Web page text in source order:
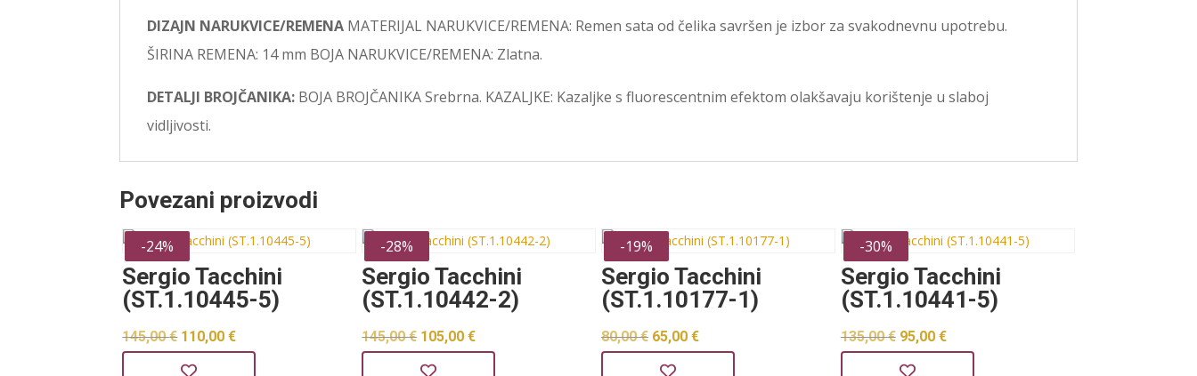
DIZAJN NARUKVICE/REMENA MATERIJAL NARUKVICE/REMENA: Remen sata od čelika savršen je izbor za svakodnevnu upotrebu.
ŠIRINA REMENA: 14 mm BOJA NARUKVICE/REMENA: Zlatna.
DETALJI BROJČANIKA: BOJA BROJČANIKA Srebrna. KAZALJKE: Kazaljke s fluorescentnim efektom olakšavaju korištenje u slaboj
vidljivosti.
Povezani proizvodi
-24%
Sergio Tacchini
(ST.1.10445-5)
145,00€ Izvorna
cijena
110,00€
-28%
Sergio Tacchini
(ST.1.10442-2)
145,00€ Izvorna
cijena
105,00€
-19%
Sergio Tacchini
(ST.1.10177-1)
80,00€ Izvorna
cijena
65,00 €
-30%
Sergio Tacchini
(ST.1.10441-5)
135,00€ Izvorna
cijena
95,00 €